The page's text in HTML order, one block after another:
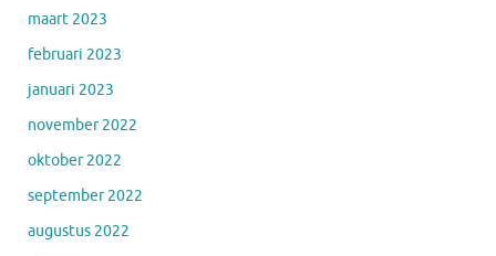
maart 2023
februari 2023
januari 2023
november 2022
oktober 2022
september 2022
augustus 2022